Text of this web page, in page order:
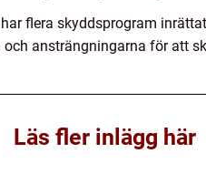
flera skyddsprogram
ansträngningarna för att
Läs fler inlägg här